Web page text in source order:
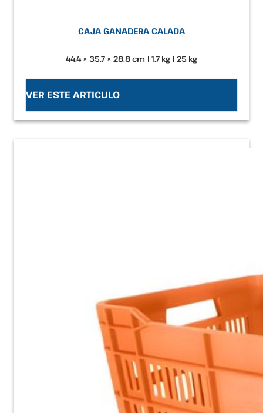
CAJA GANADERA CALADA
44.4 × 35.7 × 28.8 cm | 1.7 kg | 25 kg
VER ESTE ARTICULO